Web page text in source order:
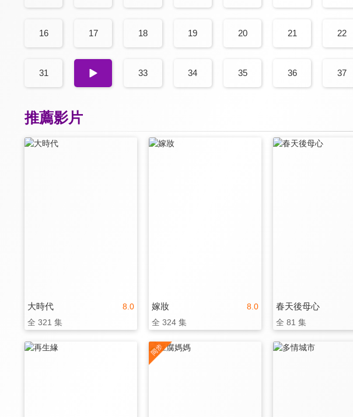
16 17 18 19 20 21 22
31 32 33 34 35 36 37
推薦影片
8.0
大時代
全 321 集
8.0
嫁妝
全 324 集
春天後母心
全 81 集